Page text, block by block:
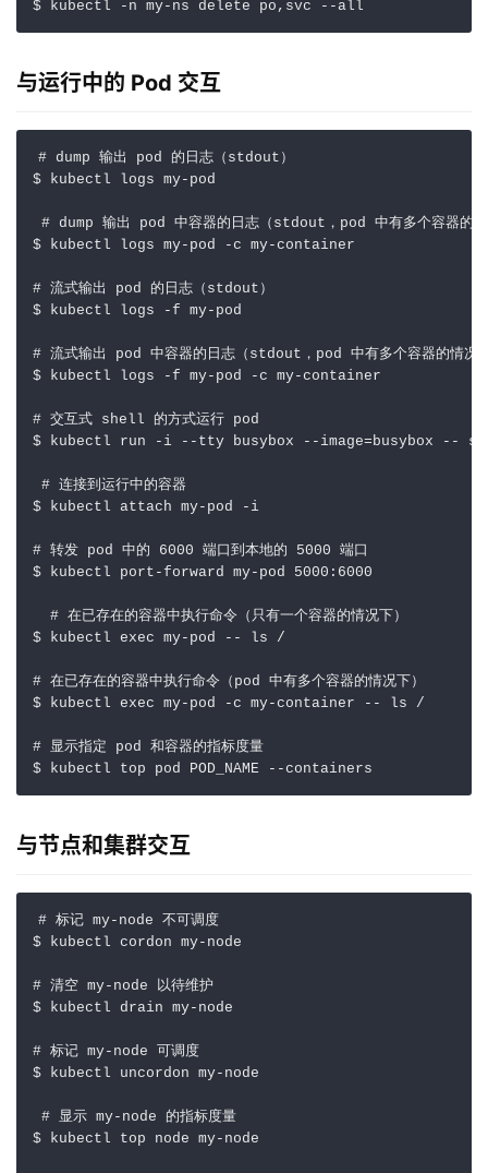
$ kubectl -n my-ns
与运行中的 Pod 交互
# dump 输出 pod 的日志（stdout）
$ kubectl logs my-pod
# dump 输出 pod 中容器的日志（stdout，pod 中有多个容器的情
$ kubectl logs my-pod -c my-container
# 流式输出 pod 的日志（stdout）
$ kubectl logs -f my-pod
# 流式输出 pod 中容器的日志（stdout，pod 中有多个容器的情况
$ kubectl logs -f my-pod -c my-container
# 交互式 shell 的方式运行 pod
$ kubectl run -i --tty busybox --image=busybox --
# 连接到运行中的容器
$ kubectl attach my-pod -i
# 转发 pod 中的 6000 端口到本地的 5000 端口
$ kubectl port-forward my-pod 5000:6000
# 在已存在的容器中执行命令（只有一个容器的情况下）
$ kubectl exec my-pod -- ls /
# 在已存在的容器中执行命令（pod 中有多个容器的情况下）
$ kubectl exec my-pod -c my-container -- ls /
# 显示指定 pod 和容器的指标度量
$ kubectl top pod POD_NAME --
与节点和集群交互
# 标记 my-node 不可调度
$ kubectl cordon my-node
# 清空 my-node 以待维护
$ kubectl drain my-node
# 标记 my-node 可调度
$ kubectl uncordon my-node
# 显示 my-node 的指标度量
$ kubectl top node my-node